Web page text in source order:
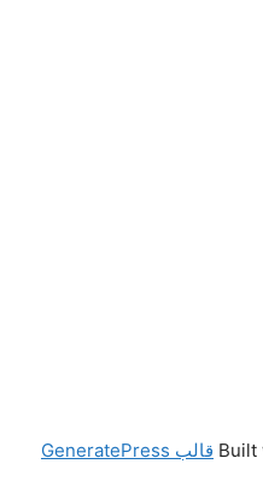
قالب GeneratePress